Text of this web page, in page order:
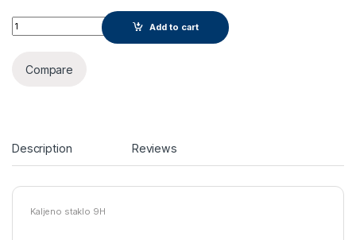
Kaljeno za ekran Huawei y5p quantityAdd to cart
Compare
Description Reviews
Kaljeno staklo 9H